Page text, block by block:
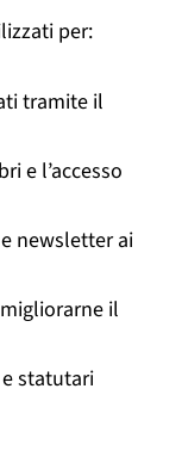
per:
tramite il
e l’accesso
newsletter ai
il
statutari